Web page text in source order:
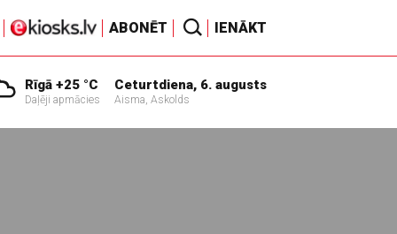
ABONĒT IENĀKT
Rīgā +25 °C
Daļēji apmācies
Ceturtdiena, 6. augusts
Aisma, Askolds